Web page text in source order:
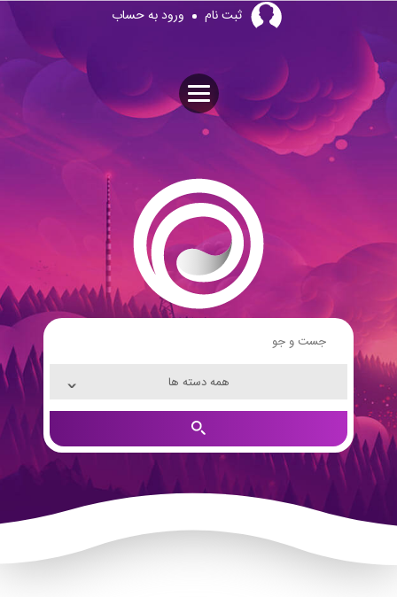
content
ثبت نام ورود به حساب